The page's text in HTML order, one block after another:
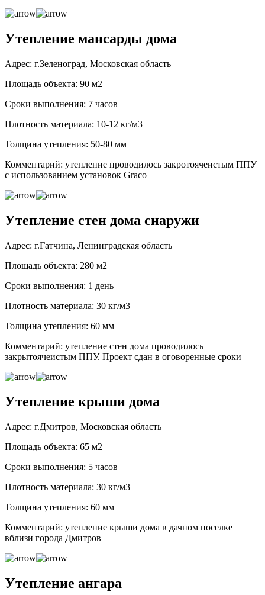
Утепление мансарды дома
Адрес: г.Зеленоград, Московская область
Площадь объекта: 90 м2
Сроки выполнения: 7 часов
Плотность материала: 10-12 кг/м3
Толщина утепления: 50-80 мм
Комментарий: утепление проводилось закротоячеистым ППУ
с использованием установок Graco
Утепление стен дома снаружи
Адрес: г.Гатчина, Ленинградская область
Площадь объекта: 280 м2
Сроки выполнения: 1 день
Плотность материала: 30 кг/м3
Толщина утепления: 60 мм
Комментарий: утепление стен дома проводилось
закрытоячеистым ППУ. Проект сдан в оговоренные сроки
Утепление крыши дома
Адрес: г.Дмитров, Московская область
Площадь объекта: 65 м2
Сроки выполнения: 5 часов
Плотность материала: 30 кг/м3
Толщина утепления: 60 мм
Комментарий: утепление крыши дома в дачном поселке
вблизи города Дмитров
Утепление ангара